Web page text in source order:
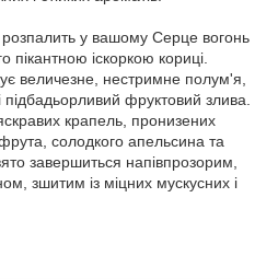
у вашому Серце вогонь
пікантною іскоркою кориці.
величезне, нестримне полум'я,
фруктовий злива.
крапель, пронизених
солодкого апельсина та
завершиться напівпрозорим,
зшитим із міцних мускусних і